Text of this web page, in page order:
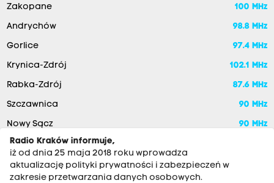
Zakopane 100 MHz
Andrychów 98.8 MHz
Gorlice 97.4 MHz
Krynica-Zdrój 102.1 MHz
Rabka-Zdrój 87.6 MHz
Szczawnica 90 MHz
Nowy Sącz 90 MHz
Radio Kraków informuje,
iż od dnia 25 maja 2018 roku wprowadza
aktualizację polityki prywatności i zabezpieczeń w
zakresie przetwarzania danych osobowych.